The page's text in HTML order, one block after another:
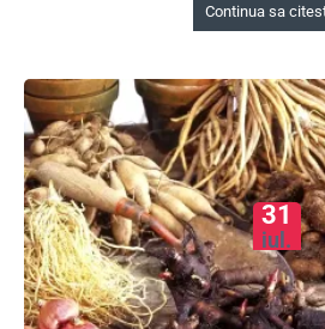
Continua sa
31
iul.